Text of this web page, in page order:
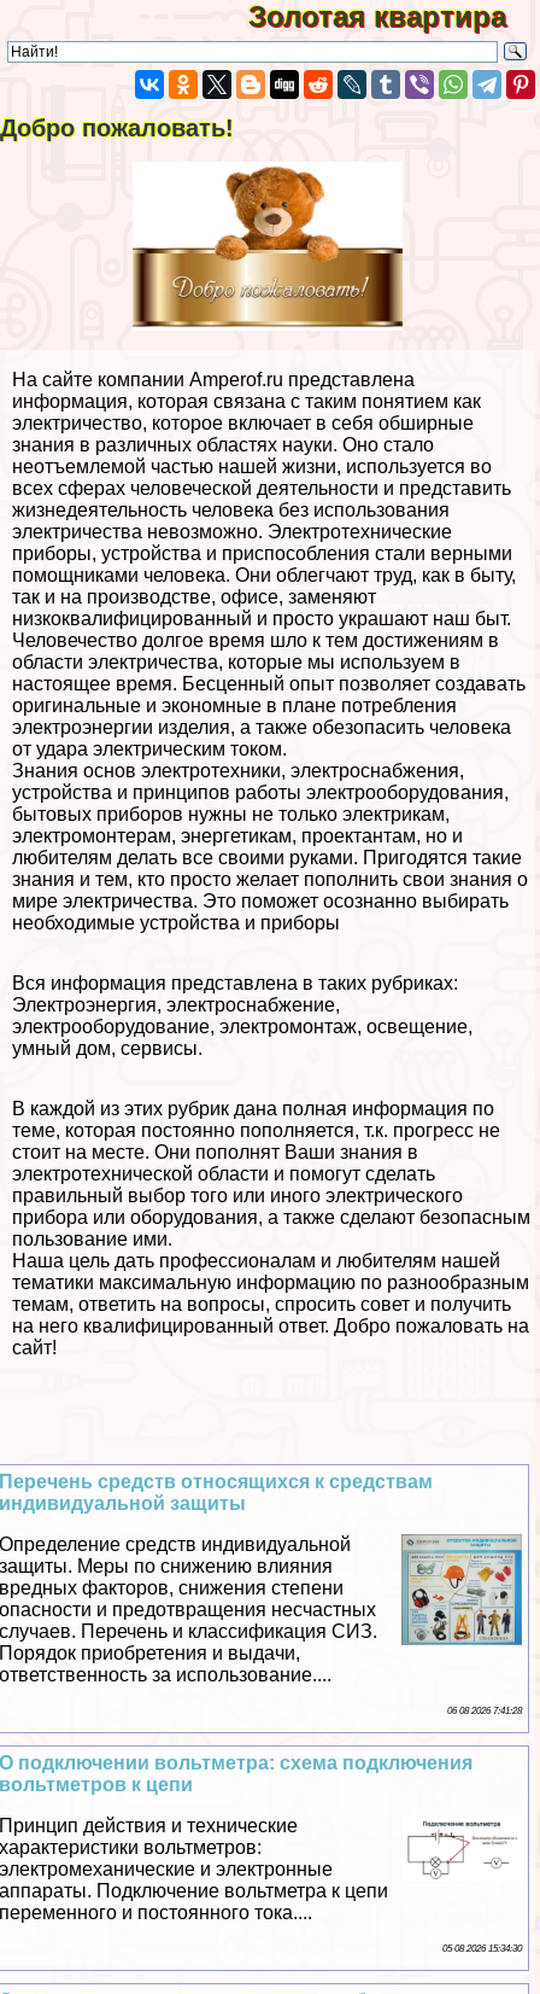
Золотая квартира
Добро пожаловать!
На сайте компании Amperof.ru представлена
информация, которая связана с таким понятием как
электричество, которое включает в себя обширные
знания в различных областях науки. Оно стало
неотъемлемой частью нашей жизни, используется во
всех сферах человеческой деятельности и представить
жизнедеятельность человека без использования
электричества невозможно. Электротехнические
приборы, устройства и приспособления стали верными
помощниками человека. Они облегчают труд, как в быту,
так и на производстве, офисе, заменяют
низкоквалифицированный и просто украшают наш быт.
Человечество долгое время шло к тем достижениям в
области электричества, которые мы используем в
настоящее время. Бесценный опыт позволяет создавать
оригинальные и экономные в плане потрeбления
электроэнергии изделия, а также обезопасить человека
от удара электрическим током.
Знания основ электротехники, электроснабжения,
устройства и принципов работы электрооборудования,
бытовых приборов нужны не только электрикам,
электромонтерам, энергетикам, проектантам, но и
любителям делать все своими руками. Пригодятся такие
знания и тем, кто просто желает пополнить свои знания о
мире электричества. Это поможет осознанно выбирать
необходимые устройства и приборы
Вся информация представлена в таких рубриках:
Электроэнергия, электроснабжение,
электрооборудование, электромонтаж, освещение,
умный дом, cервисы.
В каждой из этих рубрик дана полная информация по
теме, которая постоянно пополняется, т.к. прогресс не
стоит на месте. Они пополнят Ваши знания в
электротехнической области и помогут сделать
правильный выбор того или иного электрического
прибора или оборудования, а также сделают безопасным
пользование ими.
Наша цель дать профессионалам и любителям нашей
тематики максимальную информацию по разнообразным
темам, ответить на вопросы, спросить совет и получить
на него квалифицированный ответ. Добро пожаловать на
сайт!
Перечень средств относящихся к средствам
индивидуальной защиты
Определение средств индивидуальной
защиты. Меры по снижению влияния
вредных факторов, снижения степени
опасности и предотвращения несчастных
случаев. Перечень и классификация СИЗ.
Порядок приобретения и выдачи,
ответственность за использование....
06 08 2026 7:41:28
О подключении вольтметра: схема подключения
вольтметров к цепи
Принцип действия и технические
хаpaктеристики вольтметров:
электромеханические и электронные
аппараты. Подключение вольтметра к цепи
переменного и постоянного тока....
05 08 2026 15:34:30